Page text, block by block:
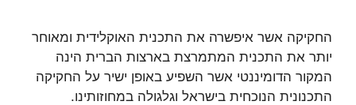
החקיקה אשר איפשרה את התכנית האוקלידית ומאוחר
יותר את התכנית המתמרצת בארצות הברית הינה
המקור הדומיננטי אשר השפיע באופן ישיר על החקיקה
התכנונית הנוכחית בישראל וגלגולה במחוזותינו.